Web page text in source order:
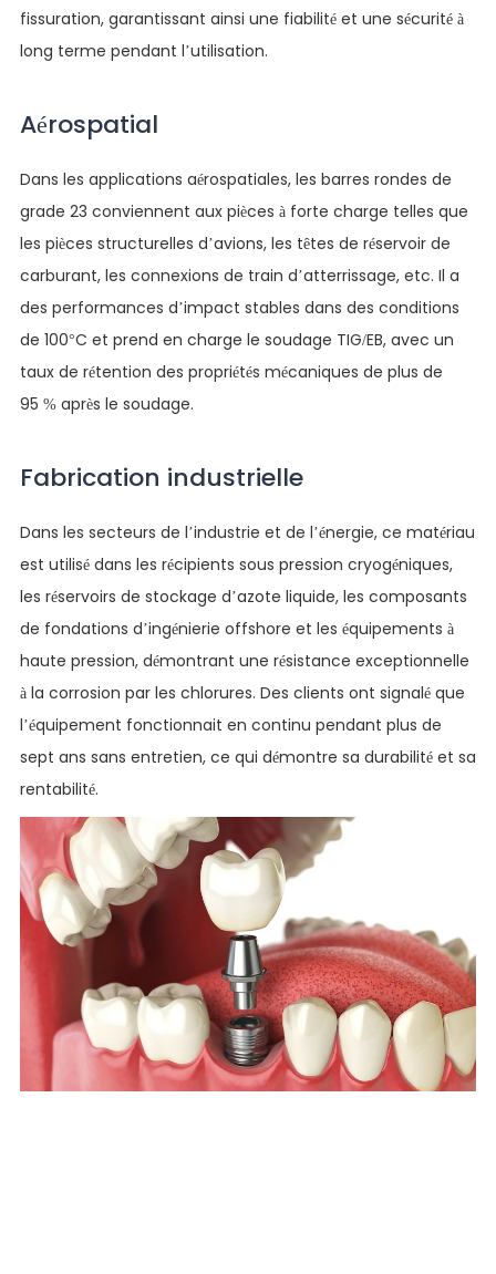
fissuration, garantissant ainsi une fiabilité et une sécurité à
long terme pendant l’utilisation.
Aérospatial
Dans les applications aérospatiales, les barres rondes de
grade 23 conviennent aux pièces à forte charge telles que
les pièces structurelles d’avions, les têtes de réservoir de
carburant, les connexions de train d’atterrissage, etc. Il a
des performances d’impact stables dans des conditions
de 100°C et prend en charge le soudage TIG/EB, avec un
taux de rétention des propriétés mécaniques de plus de
95 % après le soudage.
Fabrication industrielle
Dans les secteurs de l’industrie et de l’énergie, ce matériau
est utilisé dans les récipients sous pression cryogéniques,
les réservoirs de stockage d’azote liquide, les composants
de fondations d’ingénierie offshore et les équipements à
haute pression, démontrant une résistance exceptionnelle
à la corrosion par les chlorures. Des clients ont signalé que
l’équipement fonctionnait en continu pendant plus de
sept ans sans entretien, ce qui démontre sa durabilité et sa
rentabilité.